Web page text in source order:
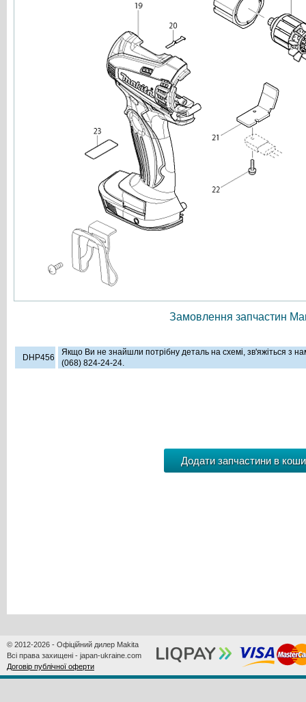
Замовлення запчастин
DHP456
Якщо Ви не знайшли потрібну деталь на схемі, зв'яжіться з
(068) 824-24-24.
© 2012-2026 - Офіційний дилер Makita
Всі права захищені - japan-ukraine.com
Договір публічної оферти